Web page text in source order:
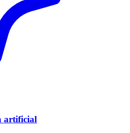
artificial